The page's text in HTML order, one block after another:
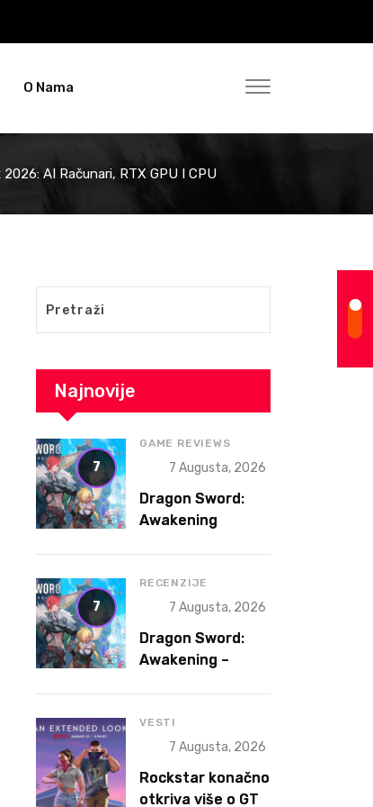
O Nama
AI Računari, RTX GPU I CPU
Najnovije
7
GAME REVIEWS
7 Augusta, 2026
Dragon Sword:
Awakening
Accidentally
Became a Better
Game
7
RECENZIJE
7 Augusta, 2026
Dragon Sword:
Awakening –
bolja igra
VESTI
7 Augusta, 2026
Rockstar konačno
otkriva više o GTA